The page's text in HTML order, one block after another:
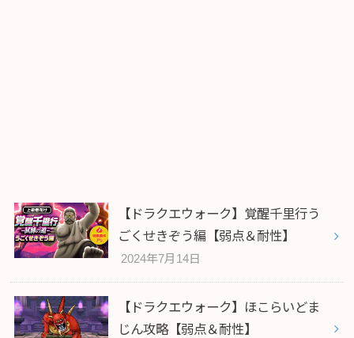
【ドラクエウォーク】覚醒千里行う
ごくせきぞう編【弱点＆耐性】
2024年7月14日
【ドラクエウォーク】ほこらいどま
じん攻略【弱点＆耐性】